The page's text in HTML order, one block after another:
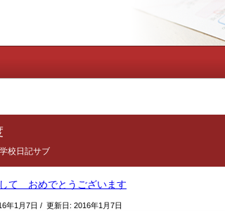
校日記サブ
て おめでとうございます
年1月7日 / 更新日: 2016年1月7日